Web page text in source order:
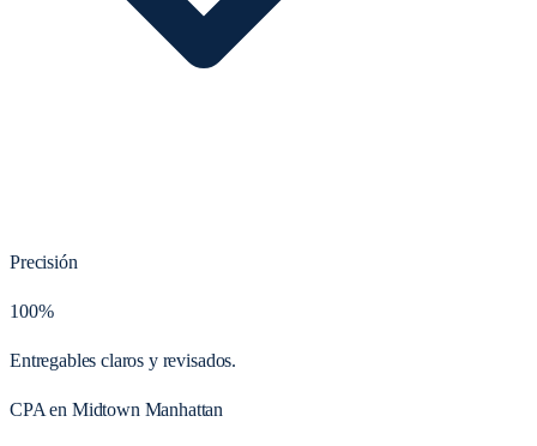
Precisión
100%
Entregables claros y revisados.
CPA en Midtown Manhattan